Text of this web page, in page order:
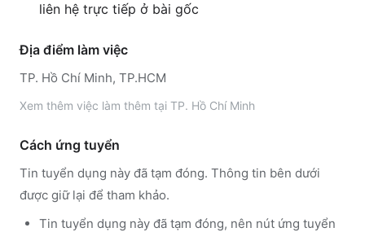
liên hệ trực tiếp ở bài gốc
Địa điểm làm việc
TP. Hồ Chí Minh, TP.HCM
Xem thêm việc làm thêm tại TP. Hồ Chí Minh
Cách ứng tuyển
Tin tuyển dụng này đã tạm đóng. Thông tin bên dưới
được giữ lại để tham khảo.
Tin tuyển dụng này đã tạm đóng, nên nút ứng tuyển